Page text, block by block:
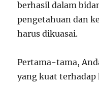
berhasil dalam
pengetahuan dan
harus dikuasai.
Pertama-tama,
yang kuat